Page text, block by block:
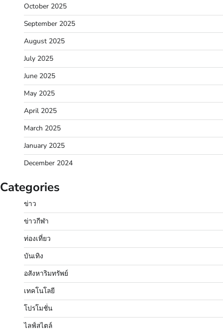
October 2025
September 2025
August 2025
July 2025
June 2025
May 2025
April 2025
March 2025
January 2025
December 2024
Categories
ข่าว
ข่าวกีฬา
ท่องเที่ยว
บันเทิง
อสังหาริมทรัพย์
เทคโนโลยี
โปรโมชั่น
ไลฟ์สไตล์